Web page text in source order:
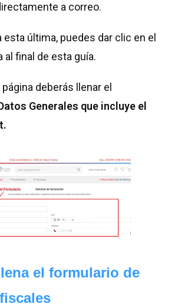
a correo.
esta última, puedes dar clic en el
al final de esta guía.
deberás llenar el
Generales que incluye el
el formulario de